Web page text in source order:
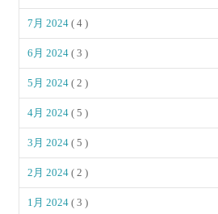
7月 2024( 4 )
6月 2024( 3 )
5月 2024( 2 )
4月 2024( 5 )
3月 2024( 5 )
2月 2024( 2 )
1月 2024( 3 )